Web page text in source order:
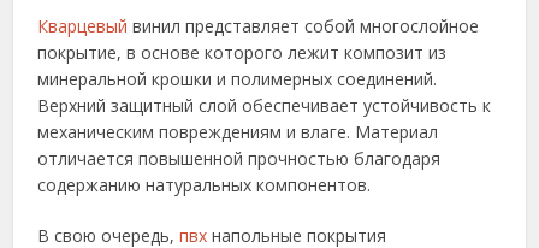
Кварцевый винил представляет собой многослойное
покрытие, в основе которого лежит композит из
минеральной крошки и полимерных соединений.
Верхний защитный слой обеспечивает устойчивость к
механическим повреждениям и влаге. Материал
отличается повышенной прочностью благодаря
содержанию натуральных компонентов.
В свою очередь,пвх напольные покрытия